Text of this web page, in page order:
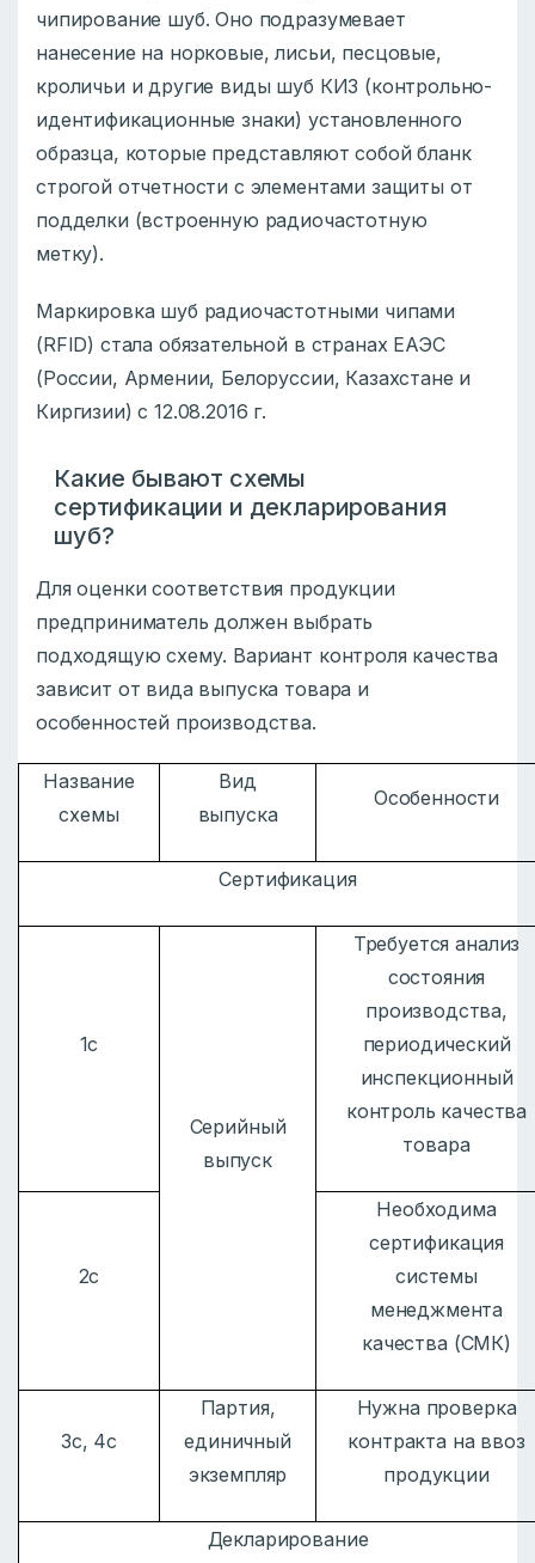
чипирование шуб. Оно подразумевает
нанесение на норковые, лисьи, песцовые,
кроличьи и другие виды шуб КИЗ (контрольно-
идентификационные знаки) установленного
образца, которые представляют собой бланк
строгой отчетности с элементами защиты от
подделки (встроенную радиочастотную
метку).
Маркировка шуб радиочастотными чипами
(RFID) стала обязательной в странах ЕАЭС
(России, Армении, Белоруссии, Казахстане и
Киргизии) с 12.08.2016 г.
Какие бывают схемы
сертификации и декларирования
шуб?
Для оценки соответствия продукции
предприниматель должен выбрать
подходящую схему. Вариант контроля качества
зависит от вида выпуска товара и
особенностей производства.
Название
схемы
Вид
выпуска
Особенности
Сертификация
1с
Серийный
выпуск
Требуется анализ
состояния
производства,
периодический
инспекционный
контроль качества
товара
2с
Необходима
сертификация
системы
менеджмента
качества (СМК)
3с, 4с
Партия,
единичный
экземпляр
Нужна проверка
контракта на ввоз
продукции
Декларирование